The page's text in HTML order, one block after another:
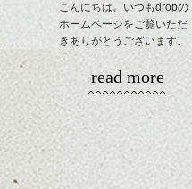
ドライした後オイルやワ
ックスをなじませるだけ
に。
これからのスタイルチェ
ンジの事、髪質に合った
お手入れ方法等、
是非なんでもご相談して
下さいね。
お待ちしております。
に見せる効果のあるカラ
ーリングをプラスして透
明感を表現すると
って毎日のお手入れも簡
単になりますよ。
さり気ない程度にハイラ
こんにちは、いつもdropの
ホームページをご覧いただ
きありがとうございます。
１５周年と移転に合わ
せ、少しばかり遅くなり
ましたがHPもリニューア
ル致しました。
今回もdropらしく、かっ
read more